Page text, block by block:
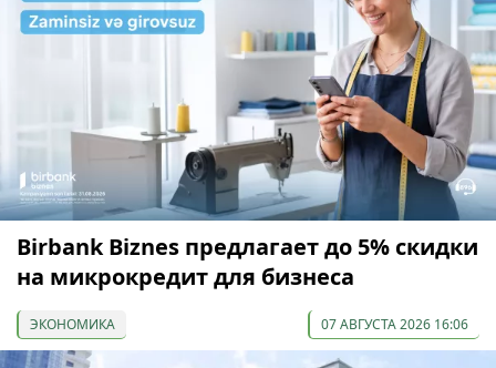
Birbank Biznes предлагает до 5% скидки
на микрокредит для бизнеса
ЭКОНОМИКА 07 АВГУСТА 2026 16:06